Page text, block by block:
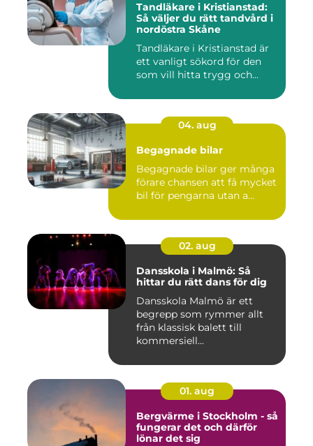
Tandläkare i Kristianstad:
Så väljer du rätt tandvård i
nordöstra Skåne
Tandläkare i Kristianstad är
ett vanligt sökord för den
som vill hitta trygg och...
04. aug
Begagnade bilar
Begagnade bilar ger många
förare chansen att få mycket
bil för pengarna utan a...
02. aug
Dansskola i Malmö: Så
hittar du rätt dans för dig
Dansskola Malmö är ett
begrepp som rymmer allt
från klassisk balett till
kommersiell...
01. aug
Bergvärme i Stockholm - så
fungerar det och därför
lönar det sig